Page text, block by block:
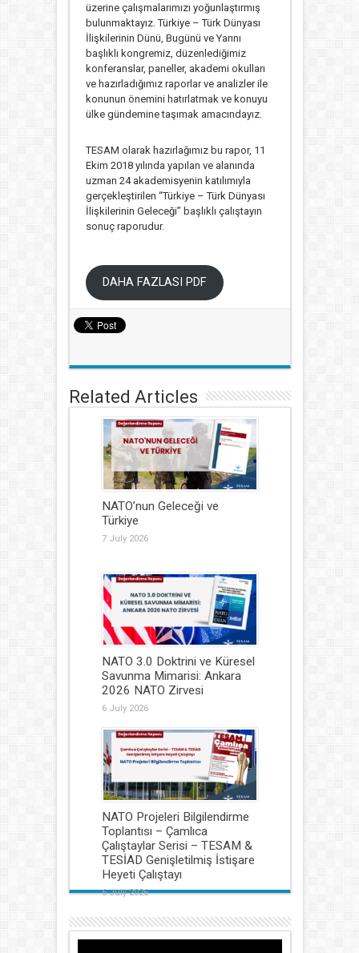
üzerine çalışmalarımızı yoğunlaştırmış
bulunmaktayız. Türkiye – Türk Dünyası
İlişkilerinin Dünü, Bugünü ve Yarını
başlıklı kongremiz, düzenlediğimiz
konferanslar, paneller, akademi okulları
ve hazırladığımız raporlar ve analizler ile
konunun önemini hatırlatmak ve konuyu
ülke gündemine taşımak amacındayız.
TESAM olarak hazırlağımız bu rapor, 11
Ekim 2018 yılında yapılan ve alanında
uzman 24 akademisyenin katılımıyla
gerçekleştirilen “Türkiye – Türk Dünyası
İlişkilerinin Geleceği” başlıklı çalıştayın
sonuç raporudur.
DAHA FAZLASI PDF
Related Articles
NATO’nun Geleceği ve
Türkiye
7 July 2026
NATO 3.0 Doktrini ve Küresel
Savunma Mimarisi: Ankara
2026 NATO Zirvesi
6 July 2026
NATO Projeleri Bilgilendirme
Toplantısı – Çamlıca
Çalıştaylar Serisi – TESAM &
TESİAD Genişletilmiş İstişare
Heyeti Çalıştayı
6 July 2026